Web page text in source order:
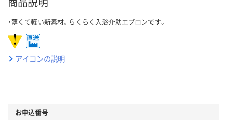
・薄くて軽い新素材。らくらく入浴介助エプロンです。
アイコンの説明
お申込番号